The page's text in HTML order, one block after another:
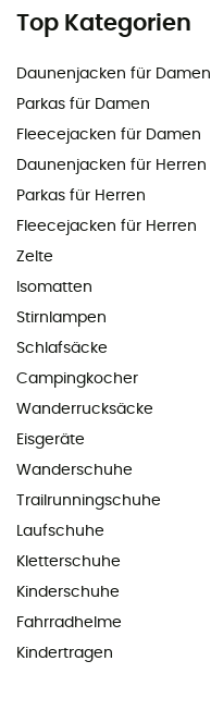
Top Kategorien
Daunenjacken für Damen
Parkas für Damen
Fleecejacken für Damen
Daunenjacken für Herren
Parkas für Herren
Fleecejacken für Herren
Zelte
Isomatten
Stirnlampen
Schlafsäcke
Campingkocher
Wanderrucksäcke
Eisgeräte
Wanderschuhe
Trailrunningschuhe
Laufschuhe
Kletterschuhe
Kinderschuhe
Fahrradhelme
Kindertragen